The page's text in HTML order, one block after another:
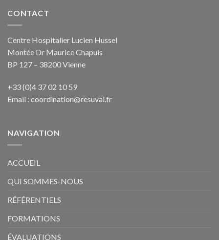
CONTACT
Centre Hospitalier Lucien Hussel
Montée Dr Maurice Chapuis
BP 127 – 38200 Vienne
+33 (0)4 37 02 10 59
Email : coordination@resuval.fr
NAVIGATION
ACCUEIL
QUI SOMMES-NOUS
RÉFÉRENTIELS
FORMATIONS
ÉVALUATIONS